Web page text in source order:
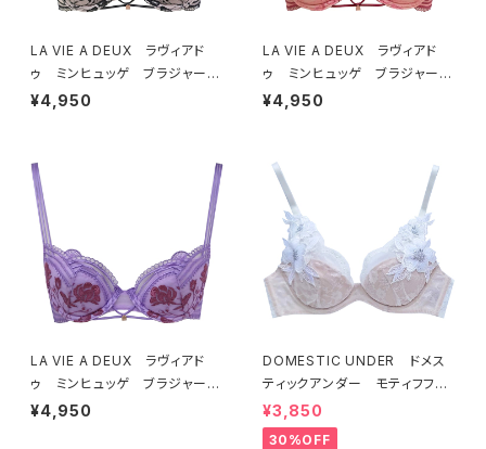
LA VIE A DEUX ラヴィアド
ゥ ミンヒュッゲ ブラジャー
（ブラック）BRA BLACK 2249
¥4,950
LA VIE A DEUX ラヴィアド
ゥ ミンヒュッゲ ブラジャー
（ヒュッゲオレンジ）BRA HYGG
¥4,950
LA VIE A DEUX ラヴィアド
ゥ ミンヒュッゲ ブラジャー
（ライラック）BRA LILAC 2249
¥4,950
DOMESTIC UNDER ドメス
ティックアンダー モティフフル
ール ブラジャー（オフホワイ
ト）D2255
¥3,850
30%OFF